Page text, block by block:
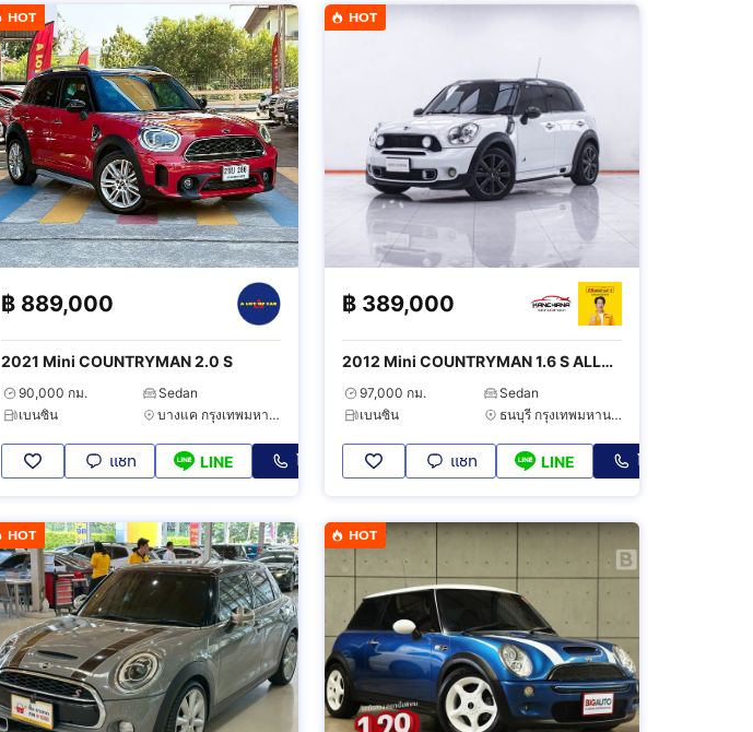
HOT
฿ 889,000
2021 Mini COUNTRYMAN 2.0 S
90,000 กม.
Sedan
เบนซิน
บางแค กรุงเทพมหานคร
แชท LINE โทร
HOT
฿ 389,000
2012 Mini COUNTRYMAN 1.6 S ALL4
4WD
97,000 กม.
Sedan
เบนซิน
ธนบุรี กรุงเทพมหานคร
แชท LINE โทร
HOT HOT